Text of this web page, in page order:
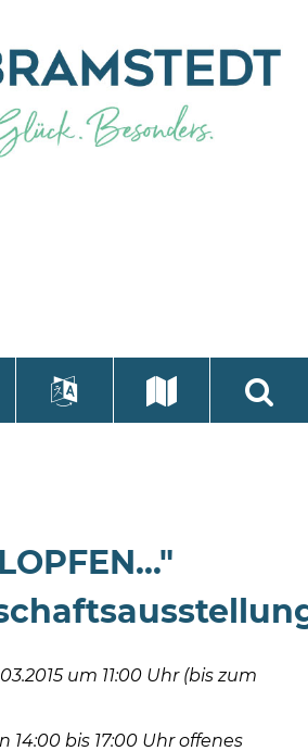
um 11:00 Uhr (bis zum
14:00 bis 17:00 Uhr offenes